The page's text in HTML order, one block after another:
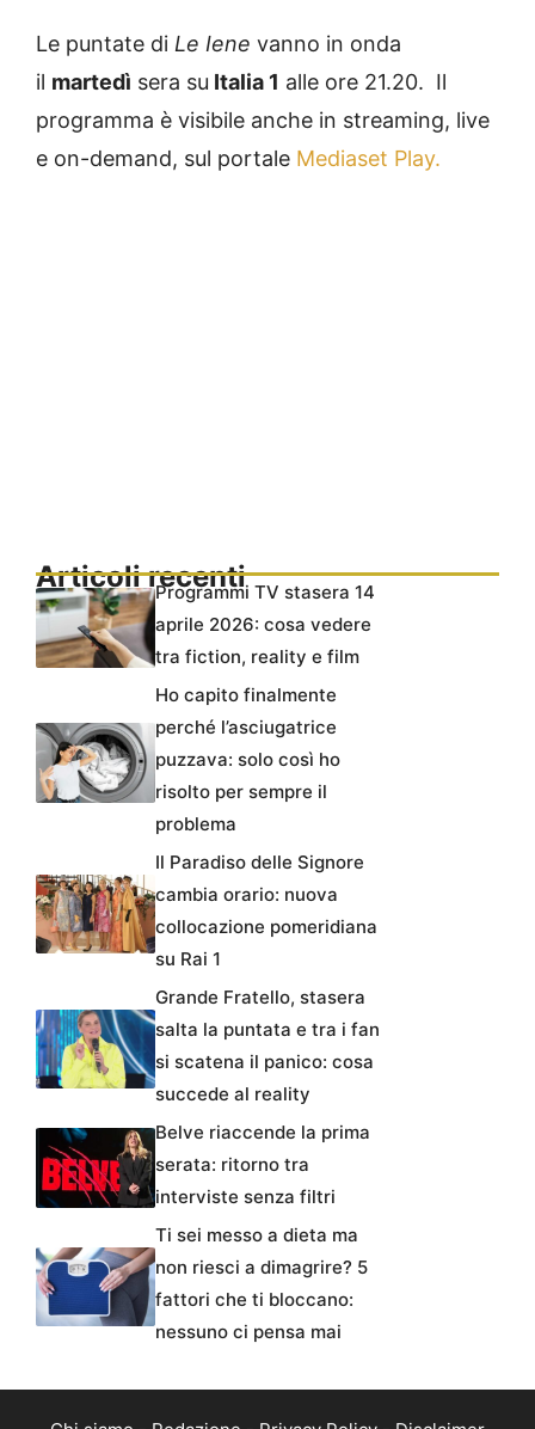
Le puntate di Le Iene vanno in onda
il martedì sera su Italia 1 alle ore 21.20. Il
programma è visibile anche in streaming, live
e on-demand, sul portale Mediaset Play.
Articoli recentiProgrammi TV stasera 14
aprile 2026: cosa vedere
tra fiction, reality e film
Ho capito finalmente
perché l’asciugatrice
puzzava: solo così ho
risolto per sempre il
problema
Il Paradiso delle Signore
cambia orario: nuova
collocazione pomeridiana
su Rai 1
Grande Fratello, stasera
salta la puntata e tra i fan
si scatena il panico: cosa
succede al reality
Belve riaccende la prima
serata: ritorno tra
interviste senza filtri
Ti sei messo a dieta ma
non riesci a dimagrire? 5
fattori che ti bloccano:
nessuno ci pensa mai